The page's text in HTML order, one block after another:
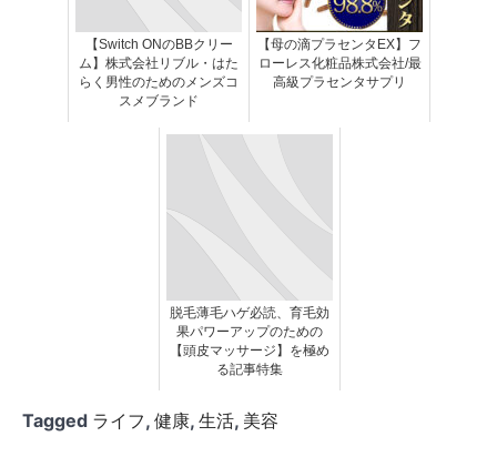
【Switch ONのBBクリー
ム】株式会社リブル・はた
らく男性のためのメンズコ
スメブランド
【母の滴プラセンタEX】フ
ローレス化粧品株式会社/最
高級プラセンタサプリ
脱毛薄毛ハゲ必読、育毛効
果パワーアップのための
【頭皮マッサージ】を極め
る記事特集
Tagged ライフ, 健康, 生活, 美容